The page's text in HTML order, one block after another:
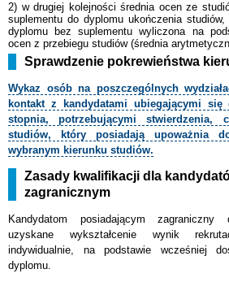
2) w drugiej kolejności średnia ocen ze
suplementu do dyplomu ukończenia
dyplomu bez suplementu wyliczona na
ocen z przebiegu studiów (średnia
Sprawdzenie pokrewieństwa
Wykaz osób na poszczególnych
kontakt z kandydatami ubiegającymi
stopnia, potrzebującymi stwierdzenia,
studiów, który posiadają upoważnia
wybranym kierunku studiów.
Zasady kwalifikacji dla
zagranicznym
Kandydatom posiadającym zagraniczny
uzyskane wykształcenie wynik
indywidualnie, na podstawie wcześniej
dyplomu.